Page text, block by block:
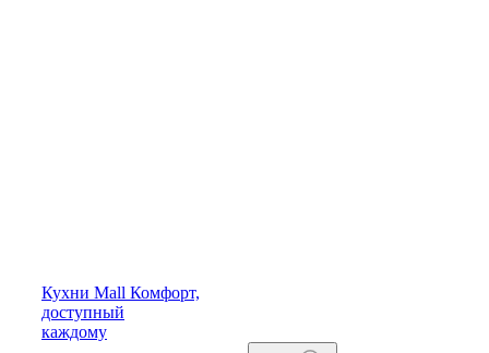
Кухни Mall Комфорт,
доступный
каждому